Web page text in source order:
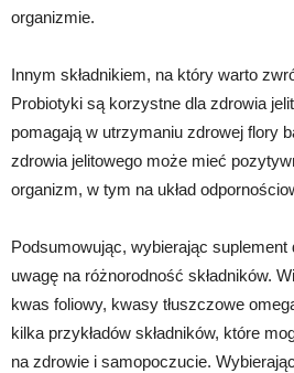
organizmie.
Innym składnikiem, na który warto
Probiotyki są korzystne dla zdrowia
pomagają w utrzymaniu zdrowej flory
zdrowia jelitowego może mieć
organizm, w tym na układ
Podsumowując, wybierając suplement
uwagę na różnorodność składników.
kwas foliowy, kwasy tłuszczowe
kilka przykładów składników, które
na zdrowie i samopoczucie.